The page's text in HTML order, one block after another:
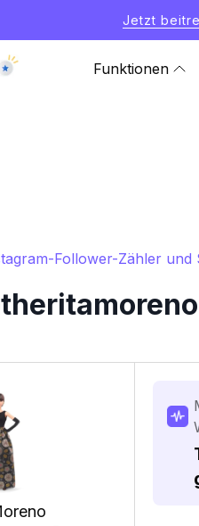
Jetzt
Funktionen
Follower-Zähler und